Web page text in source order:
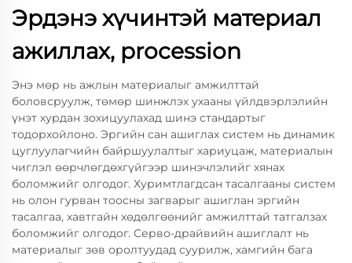
Эрдэнэ хүчинтэй материал
ажиллах, procession
Энэ мөр нь ажлын материалыг амжилттай
боловсруулж, төмөр шинжлэх ухааны үйлдвэрлэлийн
үнэт хурдан зохицуулахад шинэ стандартыг
тодорхойлоно. Эргийн сан ашиглах систем нь динамик
цуглуулагчийн байршуулалтыг хариуцаж, материалын
чиглэл өөрчлөгдөхгүйгээр шинэчлэлийг хянах
боломжийг олгодог. Хуримтлагдсан тасалгааны систем
нь олон гурван тоосны загварыг ашиглан эргийн
тасалгаа, хавтгайн хөдөлгөөнийг амжилттай татгалзах
боломжийг олгодог. Серво-драйвийн ашиглалт нь
материалыг зөв оролтуудад суурилж, хамгийн бага